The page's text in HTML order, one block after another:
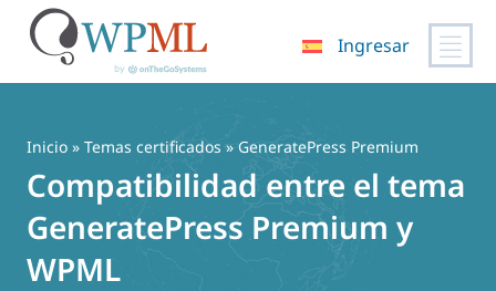
contenido
Ingresar
Inicio » Temas certificados » GeneratePress Premium
Compatibilidad entre el tema
GeneratePress Premium y
WPML